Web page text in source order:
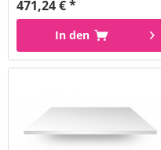
471,24 € *
In den